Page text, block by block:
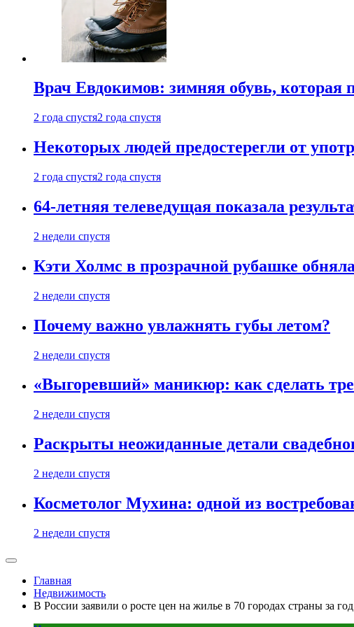
Врач Евдокимов: зимняя обувь, которая
2 года спустя2 года спустя
Некоторых людей предостерегли от
2 года спустя2 года спустя
64-летняя телеведущая показала
2 недели спустя
Кэти Холмс в прозрачной рубашке
2 недели спустя
Почему важно увлажнять губы летом?
2 недели спустя
«Выгоревший» маникюр: как сделать
2 недели спустя
Раскрыты неожиданные детали
2 недели спустя
Косметолог Мухина: одной из
2 недели спустя
Главная
Недвижимость
В России заявили о росте цен на жилье в 70 городах страны за год